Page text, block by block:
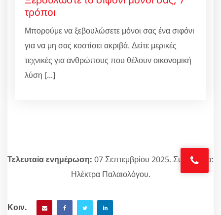
τρόποι
Μπορούμε να ξεβουλώσετε μόνοι σας ένα σιφόνι
για να μη σας κοστίσει ακριβά. Δείτε μερικές
τεχνικές για ανθρώπους που θέλουν οικονομική
λύση [...]
Τελευταία ενημέρωση: 07 Σεπτεμβρίου 2025. Συντάκτρια:
Ηλέκτρα Παλαιολόγου.
Κοιν.